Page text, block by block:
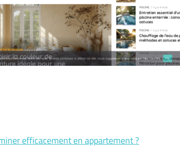
efficacement en appartement ?